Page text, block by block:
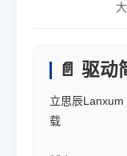
📄 驱动
立思辰
载